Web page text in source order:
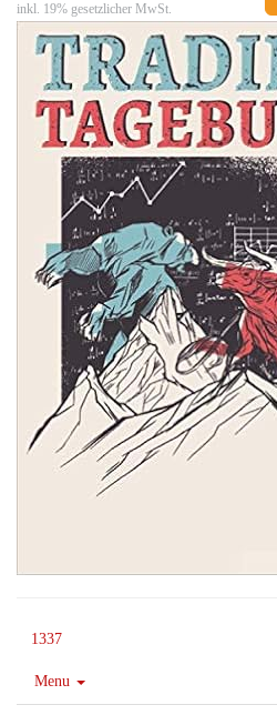
inkl. 19% gesetzlicher MwSt.
1337
Menu